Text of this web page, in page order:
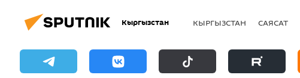
Кыргызстан КЫРГЫЗСТАН САЯСАТ